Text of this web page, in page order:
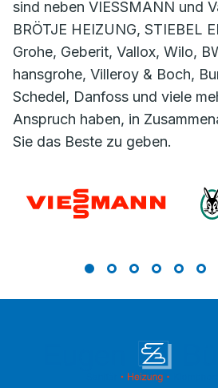
sind neben VIESSMANN und
BRÖTJE HEIZUNG, STIEBEL
Grohe, Geberit, Vallox, Wilo,
hansgrohe, Villeroy & Boch,
Schedel, Danfoss und viele
Anspruch haben, in
Sie das Beste zu geben.